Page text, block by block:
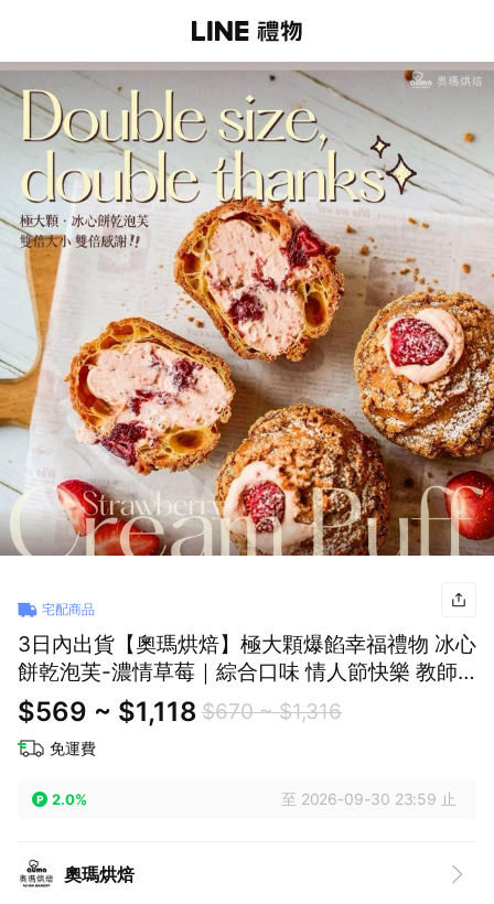
宅配商品
3日內出貨【奧瑪烘焙】極大顆爆餡幸福禮物 冰心
餅乾泡芙-濃情草莓｜綜合口味 情人節快樂 教師
節快樂 獅子座生日快樂 泡芙禮盒 LINE禮物獨家
$569 ~ $1,118 $670 ~ $1,316
免運費
2.0% 至 2026-09-30 23:59 止
奧瑪烘焙